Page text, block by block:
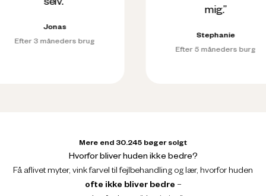
3 måneders brug
Stephanie
Efter 5 måneders burg
Mere end 30.245 bøger solgt
Hvorfor bliver huden ikke bedre?
Få aflivet myter, vink farvel til fejlbehandling og lær, hvorfor huden
ofte ikke bliver bedre –